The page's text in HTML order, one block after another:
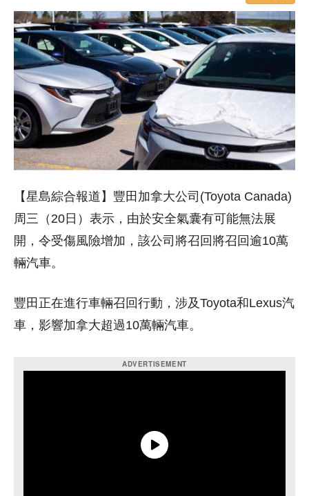
【星島綜合報道】豐田加拿大公司(Toyota Canada)
周三（20日）表示，由於安全氣囊有可能無法展
開，令受傷風險增加，該公司將召回將召回逾10萬
輛汽車。
豐田正在進行車輛召回行動，涉及Toyota和Lexus汽
車，影響加拿大超過10萬輛汽車。